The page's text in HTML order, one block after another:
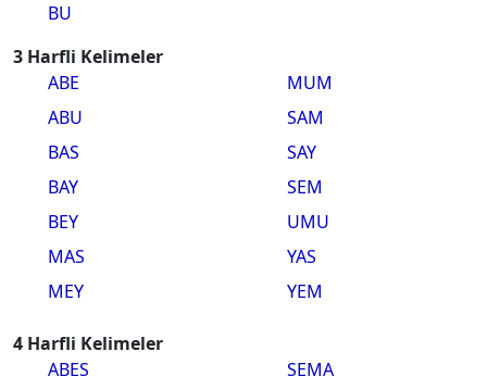
BU
3 Harfli Kelimeler
ABE
ABU
BAS
BAY
BEY
MAS
MEY
MUM
SAM
SAY
SEM
UMU
YAS
YEM
4 Harfli Kelimeler
ABES
SEMA